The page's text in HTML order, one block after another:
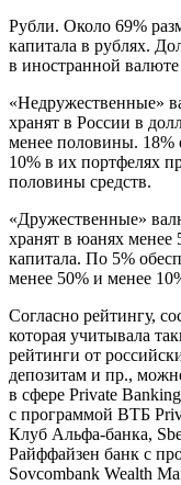
Рубли. Около 69%
капитала в рублях.
в иностранной
«Недружественные»
хранят в России в
менее половины.
10% в их портфелях
половины средств.
«Дружественные»
хранят в юанях
капитала. По 5%
менее 50% и менее
Согласно рейтингу,
которая учитывала
рейтинги от
депозитам и пр.,
в сфере Private
с программой ВТБ
Клуб Альфа-банка,
Райффайзен банк с
Sovcombank Wealth